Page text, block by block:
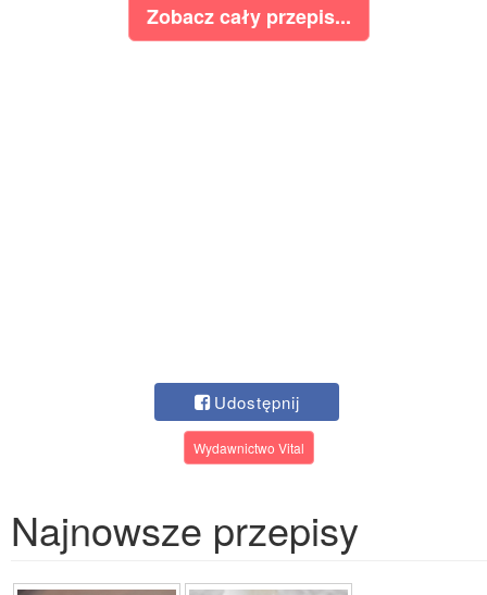
Zobacz cały przepis...
Udostępnij
Wydawnictwo Vital
Najnowsze przepisy